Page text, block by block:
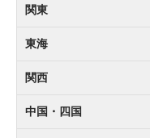
関東
東海
関西
中国・四国